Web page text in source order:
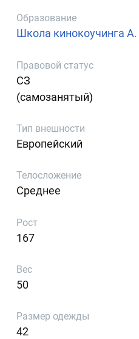
Образование
Школа кинокоучинга
Правовой статус
СЗ
(самозанятый)
Тип внешности
Европейский
Телосложение
Среднее
Рост
167
Вес
50
Размер одежды
42